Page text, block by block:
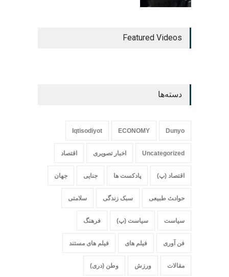
Featured Videos
دسته‌ها
Dunyo
ECONOMY
Iqtisodiyot
Uncategorized اخبار تصویری اقتصاد
اقتصاد (پ) پادکست ها جنایی جهان
حواد‍‍‍ث طبیعی سبک زندگی سلامتی
سیاست سیاست (پ) فرهنگ
فن آوری فیلم های فیلم های مستند
مقالات ورزش وطن (دری)